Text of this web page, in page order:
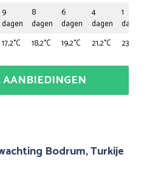
9
dagen
8
dagen
6
dagen
4
dagen
1
dagen
17,2°C 18,2°C 19,2°C 21,2°C 23,2°C
AANBIEDINGEN
Bodrum, Turkije